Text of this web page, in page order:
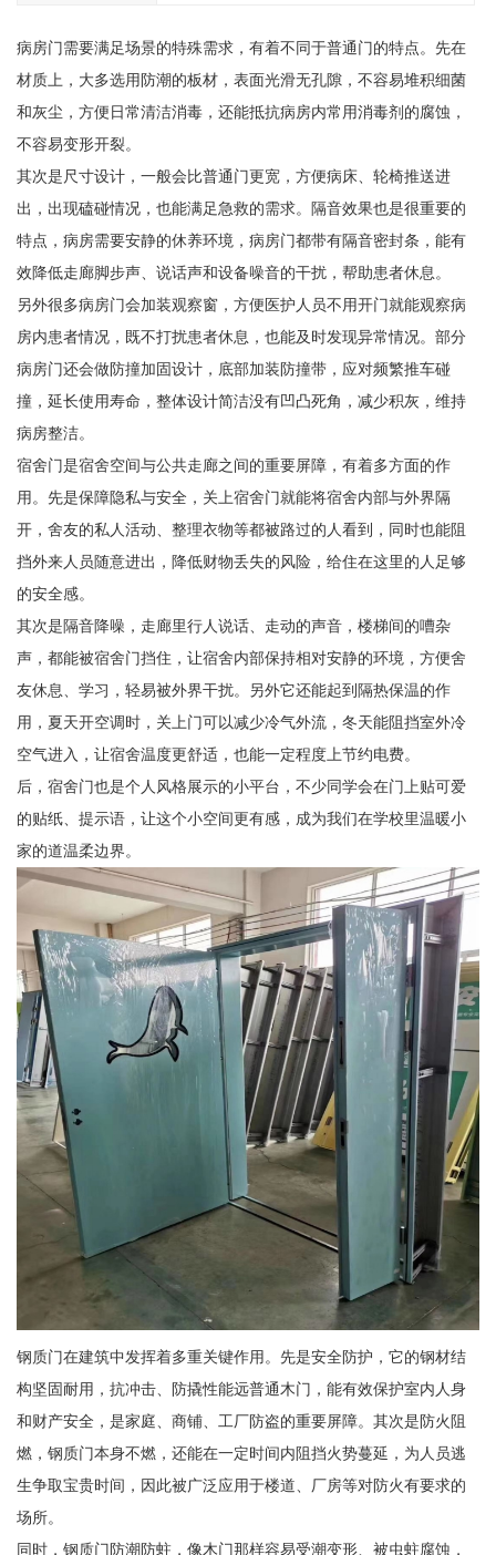
病房门需要满足场景的特殊需求，有着不同于普通门的特点。先在
材质上，大多选用防潮的板材，表面光滑无孔隙，不容易堆积细菌
和灰尘，方便日常清洁消毒，还能抵抗病房内常用消毒剂的腐蚀，
不容易变形开裂。
其次是尺寸设计，一般会比普通门更宽，方便病床、轮椅推送进
出，出现磕碰情况，也能满足急救的需求。隔音效果也是很重要的
特点，病房需要安静的休养环境，病房门都带有隔音密封条，能有
效降低走廊脚步声、说话声和设备噪音的干扰，帮助患者休息。
另外很多病房门会加装观察窗，方便医护人员不用开门就能观察病
房内患者情况，既不打扰患者休息，也能及时发现异常情况。部分
病房门还会做防撞加固设计，底部加装防撞带，应对频繁推车碰
撞，延长使用寿命，整体设计简洁没有凹凸死角，减少积灰，维持
病房整洁。
宿舍门是宿舍空间与公共走廊之间的重要屏障，有着多方面的作
用。先是保障隐私与安全，关上宿舍门就能将宿舍内部与外界隔
开，舍友的私人活动、整理衣物等都被路过的人看到，同时也能阻
挡外来人员随意进出，降低财物丢失的风险，给住在这里的人足够
的安全感。
其次是隔音降噪，走廊里行人说话、走动的声音，楼梯间的嘈杂
声，都能被宿舍门挡住，让宿舍内部保持相对安静的环境，方便舍
友休息、学习，轻易被外界干扰。另外它还能起到隔热保温的作
用，夏天开空调时，关上门可以减少冷气外流，冬天能阻挡室外冷
空气进入，让宿舍温度更舒适，也能一定程度上节约电费。
后，宿舍门也是个人风格展示的小平台，不少同学会在门上贴可爱
的贴纸、提示语，让这个小空间更有感，成为我们在学校里温暖小
家的道温柔边界。
钢质门在建筑中发挥着多重关键作用。先是安全防护，它的钢材结
构坚固耐用，抗冲击、防撬性能远普通木门，能有效保护室内人身
和财产安全，是家庭、商铺、工厂防盗的重要屏障。其次是防火阻
燃，钢质门本身不燃，还能在一定时间内阻挡火势蔓延，为人员逃
生争取宝贵时间，因此被广泛应用于楼道、厂房等对防火有要求的
场所。
同时，钢质门防潮防蛀，像木门那样容易受潮变形、被虫蛀腐蚀，